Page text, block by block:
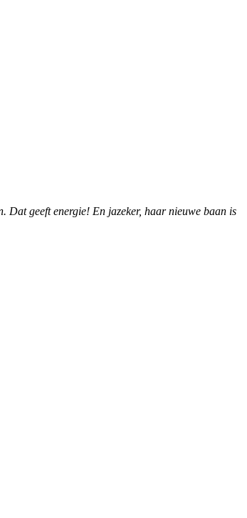
Dat geeft energie! En jazeker, haar nieuwe baan is